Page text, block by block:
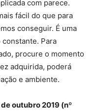
com parece.
fácil do que para
conseguir. É uma
Para
procure o momento
adquirida, poderá
e ambiente.
outubro 2019 (nº